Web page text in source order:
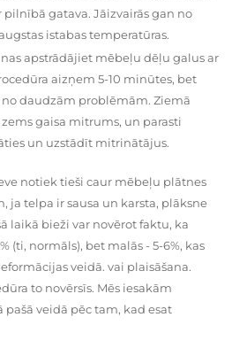
pilnībā gatava. Jāizvairās gan no
istabas temperatūras.
apstrādājiet mēbeļu dēļu galus ar
aizņem 5-10 minūtes, bet
daudzām problēmām. Ziemā
gaisa mitrums, un parasti
un uzstādīt mitrinātājus.
notiek tieši caur mēbeļu plātnes
ja telpa ir sausa un karsta, plāksne
laikā bieži var novērot faktu, ka
(ti, normāls), bet malās - 5-6%, kas
veidā. vai plaisāšana.
to novērsīs. Mēs iesakām
veidā pēc tam, kad esat